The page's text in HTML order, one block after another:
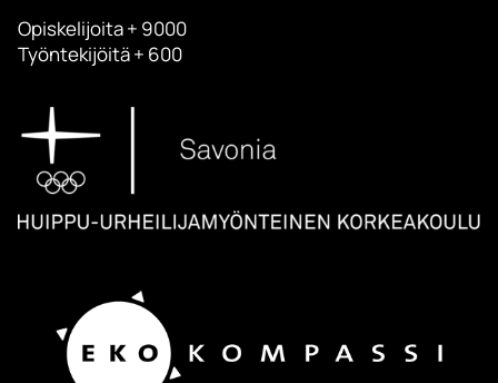
Opiskelijoita + 9000
Työntekijöitä + 600